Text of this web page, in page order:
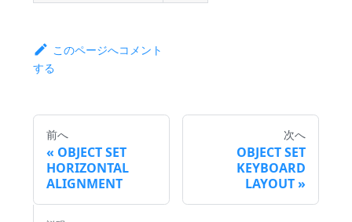
このページへコメント
する
前へ
OBJECT SET
HORIZONTAL
ALIGNMENT
次へ
OBJECT SET
KEYBOARD
LAYOUT